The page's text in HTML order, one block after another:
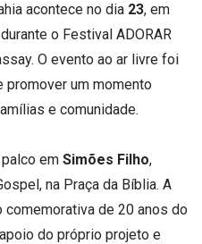
acontece no dia 23, em
o Festival ADORAR
O evento ao ar livre foi
promover um momento
e comunidade.
em Simões Filho,
na Praça da Bíblia. A
comemorativa de 20 anos do
do próprio projeto e